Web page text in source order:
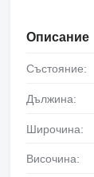
Описание
Състояние:
Дължина:
Широчина:
Височина: